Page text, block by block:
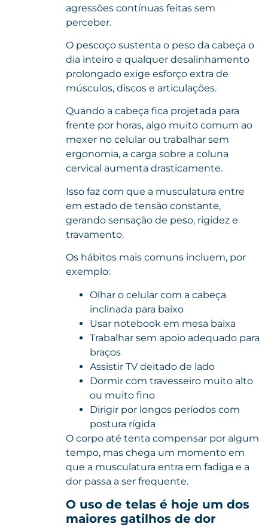
agressões contínuas feitas sem
perceber.
O pescoço sustenta o peso da cabeça o
dia inteiro e qualquer desalinhamento
prolongado exige esforço extra de
músculos, discos e articulações.
Quando a cabeça fica projetada para
frente por horas, algo muito comum ao
mexer no celular ou trabalhar sem
ergonomia, a carga sobre a coluna
cervical aumenta drasticamente.
Isso faz com que a musculatura entre
em estado de tensão constante,
gerando sensação de peso, rigidez e
travamento.
Os hábitos mais comuns incluem, por
exemplo:
Olhar o celular com a cabeça
inclinada para baixo
Usar notebook em mesa baixa
Trabalhar sem apoio adequado para
braços
Assistir TV deitado de lado
Dormir com travesseiro muito alto
ou muito fino
Dirigir por longos períodos com
postura rígida
O corpo até tenta compensar por algum
tempo, mas chega um momento em
que a musculatura entra em fadiga e a
dor passa a ser frequente.
O uso de telas é hoje um dos
maiores gatilhos de dor